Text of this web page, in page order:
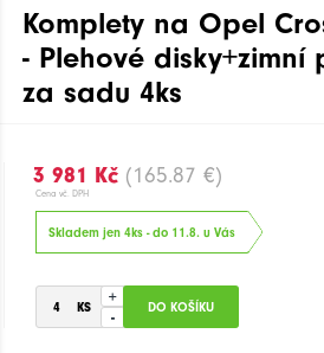
Komplety na Opel
- Plehové disky+zimní
za sadu 4ks
3 981 Kč (165.87 €)
Cena vč. DPH
Skladem jen 4ks - do 11.8. u Vás
+
-